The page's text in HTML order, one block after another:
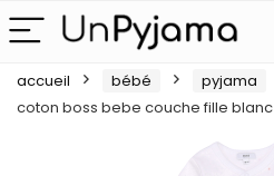
accueil bébé pyjama
coton boss bebe couche fille blanc